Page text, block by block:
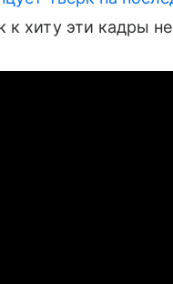
к хиту эти кадры